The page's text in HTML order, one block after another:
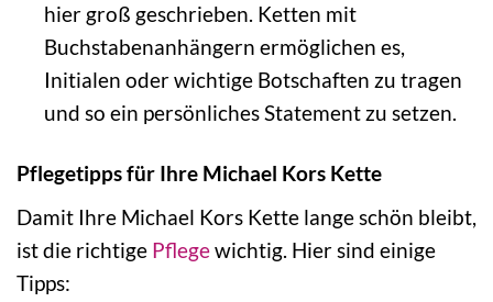
hier groß geschrieben. Ketten mit
Buchstabenanhängern ermöglichen es,
Initialen oder wichtige Botschaften zu tragen
und so ein persönliches Statement zu setzen.
Pflegetipps für Ihre Michael Kors Kette
Damit Ihre Michael Kors Kette lange schön bleibt,
ist die richtige Pflegewichtig. Hier sind einige
Tipps: